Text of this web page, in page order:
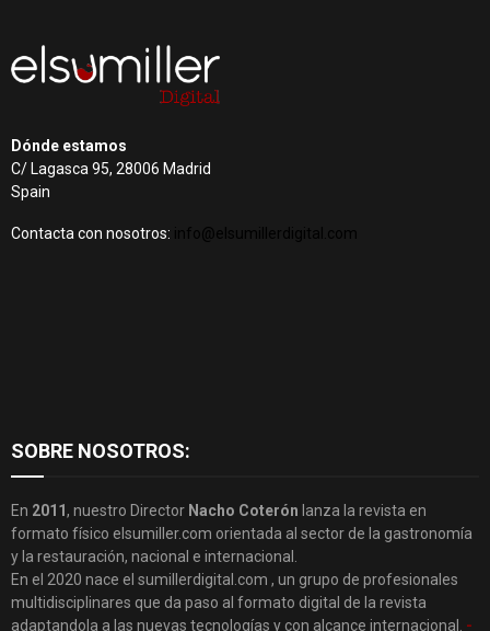
Dónde estamos
C/ Lagasca 95, 28006 Madrid
Spain
Contacta con nosotros: info@elsumillerdigital.com
SOBRE NOSOTROS:
En 2011, nuestro Director Nacho Coterón lanza la revista en
formato físico elsumiller.com orientada al sector de la gastronomía
y la restauración, nacional e internacional.
En el 2020 nace el sumillerdigital.com , un grupo de profesionales
multidisciplinares que da paso al formato digital de la revista
adaptandola a las nuevas tecnologías y con alcance internacional.
-